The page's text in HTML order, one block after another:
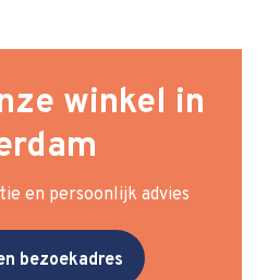
winkel in
en persoonlijk advies
bezoekadres